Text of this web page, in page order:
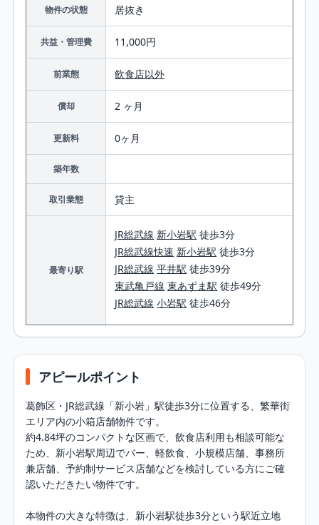
物件の状態 居抜き
共益・管理費 11,000円
前業態 飲食店以外
償却 2 ヶ月
更新料 0ヶ月
築年数
取引業態 貸主
最寄り駅
JR総武線 新小岩駅 徒歩3分
JR総武線快速 新小岩駅 徒歩3分
JR総武線 平井駅 徒歩39分
東武亀戸線 東あずま駅 徒歩49分
JR総武線 小岩駅 徒歩46分
アピールポイント
葛飾区・JR総武線「新小岩」駅徒歩3分に位置する、繁華街
エリア内の小箱店舗物件です。
約4.84坪のコンパクトな区画で、飲食店利用も相談可能な
ため、新小岩駅周辺でバー、軽飲食、小規模店舗、事務所
兼店舗、予約制サービス店舗などを検討している方にご確
認いただきたい物件です。
本物件の大きな特徴は、新小岩駅徒歩3分という駅近立地